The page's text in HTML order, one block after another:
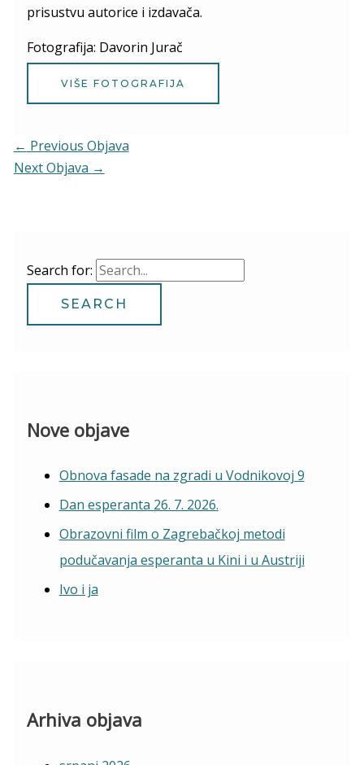
prisustvu autorice i izdavača.
Fotografija: Davorin Jurač
VIŠE FOTOGRAFIJA
← Previous Objava
Next Objava →
Search for:
Nove objave
Obnova fasade na zgradi u Vodnikovoj 9
Dan esperanta 26. 7. 2026.
Obrazovni film o Zagrebačkoj metodi
podučavanja esperanta u Kini i u Austriji
Ivo i ja
Arhiva objava